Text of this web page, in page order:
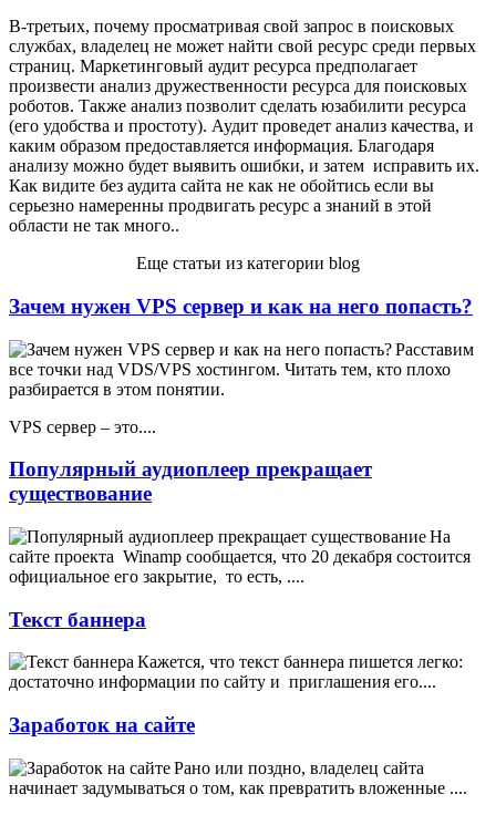
В-третьих, почему просматривая свой запрос в поисковых
службах, владелец не может найти свой ресурс среди первых
страниц. Маркетинговый аудит ресурса предполагает
произвести анализ дружественности ресурса для поисковых
роботов. Также анализ позволит сделать юзабилити ресурса
(его удобства и простоту). Аудит проведет анализ качества, и
каким образом предоставляется информация. Благодаря
анализу можно будет выявить ошибки, и затем исправить их.
Как видите без аудита сайта не как не обойтись если вы
серьезно намеренны продвигать ресурс а знаний в этой
области не так много..
Еще статьи из категории blog
Зачем нужен VPS сервер и как на него попасть?
Расставим
все точки над VDS/VPS хостингом. Читать тем, кто плохо
разбирается в этом понятии.
VPS сервер – это....
Популярный аудиоплеер прекращает
существование
На
сайте проекта Winamp сообщается, что 20 декабря состоится
официальное его закрытие, то есть, ....
Текст баннера
Кажется, что текст баннера пишется легко:
достаточно информации по сайту и приглашения его....
Заработок на сайте
Рано или поздно, владелец сайта
начинает задумываться о том, как превратить вложенные ....